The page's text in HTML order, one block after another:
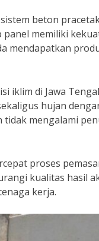
beton
memiliki
mendapatkan
iklim di Jawa
hujan
tidak mengalami
proses
kualitas hasil
kerja.